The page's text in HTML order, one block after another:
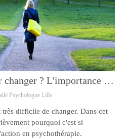
Comment faire pour changer ? L'importance de l'action en psychothérapie
Psychologue Lille
difficile de changer. Dans cet
pourquoi c'est si
en psychothérapie.